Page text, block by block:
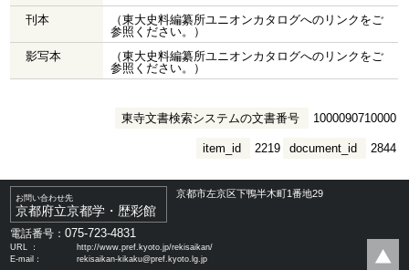
刊本
（東大史料編纂所ユニオンカタログへのリンクをご
参照ください。）
影写本
（東大史料編纂所ユニオンカタログへのリンクをご
参照ください。）
東寺文書検索システムの文書番号 1000090710000
document_id 2844
item_id 2219
お問い合わせ先
京都府立京都学・歴彩館
京都市左京区下鴨半木町1番地29
電話番号：075-723-4831
URL ：
http://www.pref.kyoto.jp/rekisaikan/
E-mail：
rekisaikan-kikaku@pref.kyoto.lg.jp